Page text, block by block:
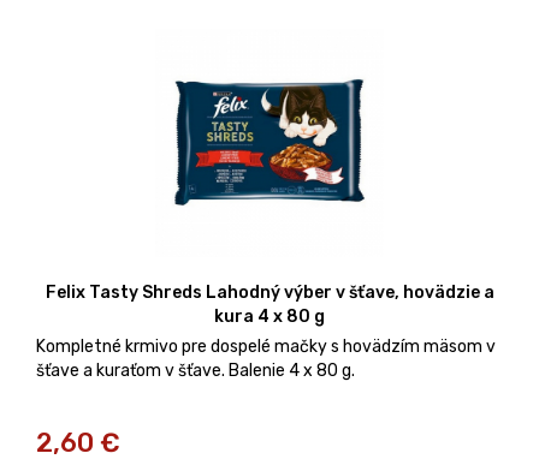
Felix Tasty Shreds Lahodný výber v šťave, hovädzie a
kura 4 x 80 g
Kompletné krmivo pre dospelé mačky s hovädzím mäsom v
šťave a kuraťom v šťave. Balenie 4 x 80 g.
2,60 €